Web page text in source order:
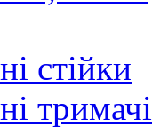
стійки
тримачі